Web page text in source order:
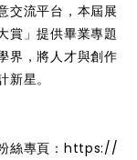
交流平台，本屆展
賞」提供畢業專題
界，將人才與創作
星。
粉絲專頁：https://